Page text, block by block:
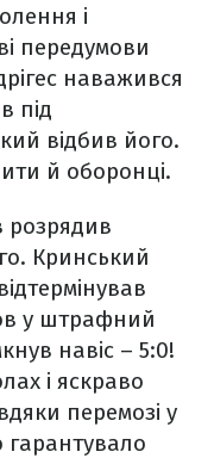
і
передумови
наважився
під
відбив його.
й оборонці.
розрядив
Кринський
у штрафний
навіс – 5:0!
і яскраво
перемозі у
гарантувало